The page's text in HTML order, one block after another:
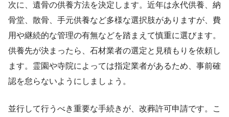
次に、遺骨の供養方法を決定します。近年は永代供養、納
骨堂、散骨、手元供養など多様な選択肢がありますが、費
用や継続的な管理の有無などを踏まえて慎重に選びます。
供養先が決まったら、石材業者の選定と見積もりを依頼し
ます。霊園や寺院によっては指定業者があるため、事前確
認を怠らないようにしましょう。
並行して行うべき重要な手続きが、改葬許可申請です。こ